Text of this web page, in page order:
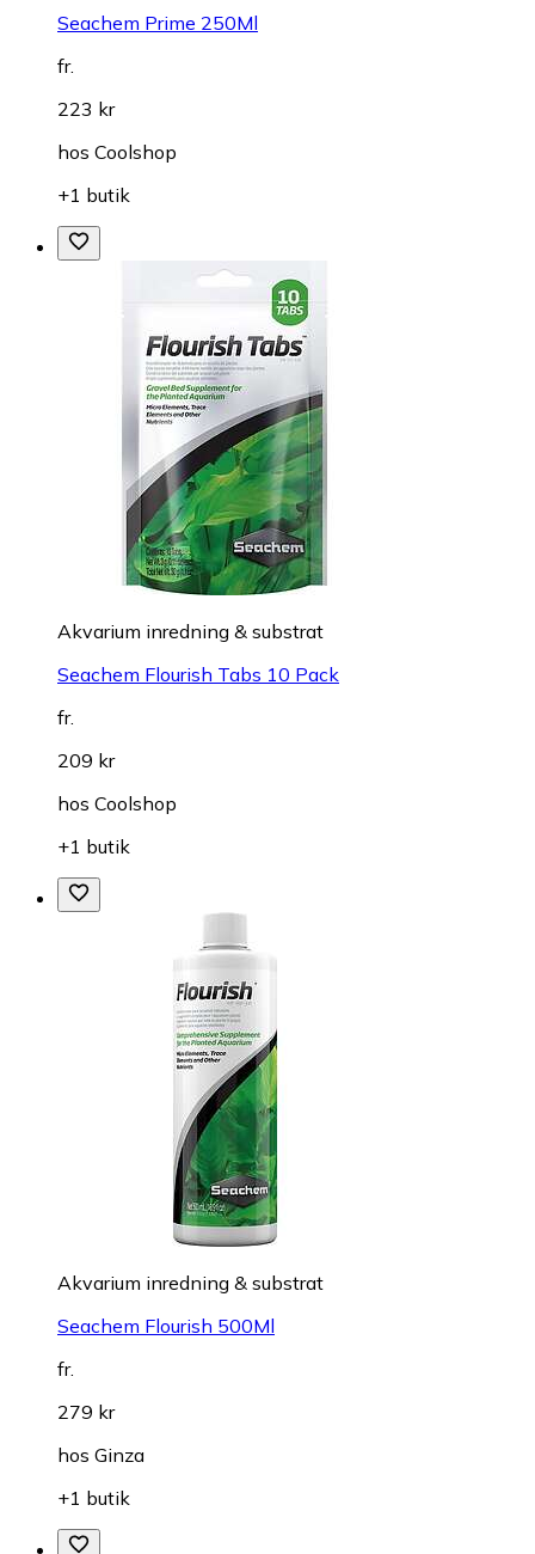
Seachem Prime 250Ml
fr.
223 kr
hos Coolshop
+1 butik
Akvarium inredning & substrat
Seachem Flourish Tabs 10 Pack
fr.
209 kr
hos Coolshop
+1 butik
Akvarium inredning & substrat
Seachem Flourish 500Ml
fr.
279 kr
hos Ginza
+1 butik